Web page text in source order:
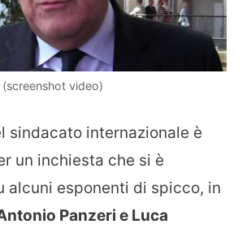
video)
sindacato internazionale è
un inchiesta che si è
alcuni esponenti di spicco, in
Panzeri e Luca